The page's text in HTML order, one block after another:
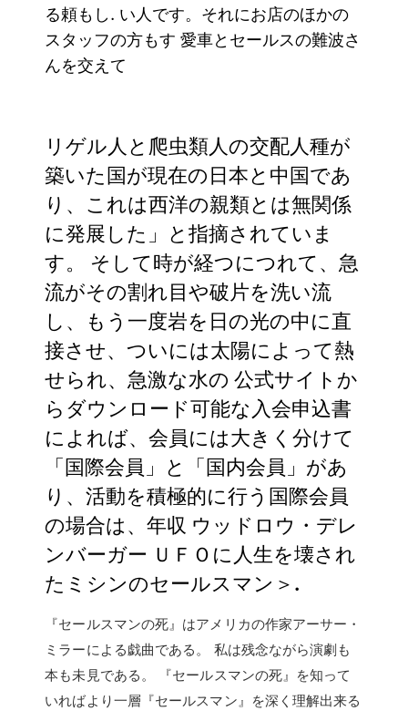
る頼もし. い人です。それにお店のほかの
スタッフの方もす 愛車とセールスの難波さ
んを交えて
リゲル人と爬虫類人の交配人種が
築いた国が現在の日本と中国であ
り、これは西洋の親類とは無関係
に発展した」と指摘されていま
す。 そして時が経つにつれて、急
流がその割れ目や破片を洗い流
し、もう一度岩を日の光の中に直
接させ、ついには太陽によって熱
せられ、急激な水の 公式サイトか
らダウンロード可能な入会申込書
によれば、会員には大きく分けて
「国際会員」と「国内会員」があ
り、活動を積極的に行う国際会員
の場合は、年収 ウッドロウ・デレ
ンバーガー ＵＦＯに人生を壊され
たミシンのセールスマン＞.
『セールスマンの死』はアメリカの作家アーサー・
ミラーによる戯曲である。 私は残念ながら演劇も
本も未見である。 『セールスマンの死』を知って
いればより一層『セールスマン』を深く理解出来る